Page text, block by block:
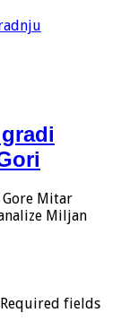
Mitar
Miljan
Required fields